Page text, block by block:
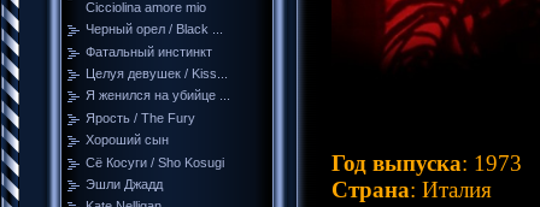
Cicciolina amore mio
Черный орел / Black ...
Фатальный инстинкт
Целуя девушек / Kiss...
Я женился на убийце ...
Ярость / The Fury
Хороший сын
Сё Косуги / Sho Kosugi
Эшли Джадд
Год выпуска: 1973
Страна: Италия